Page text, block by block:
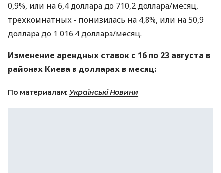
0,9%, или на 6,4 доллара до 710,2 доллара/месяц,
трехкомнатных - понизилась на 4,8%, или на 50,9
доллара до 1 016,4 доллара/месяц.
Изменение арендных ставок с 16 по 23 августа в
районах Киева в долларах в месяц:
По материалам: Українські Новини